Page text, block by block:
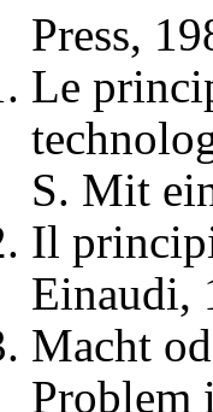
Press,
Le
S. Mit
Il
Einaudi,
Macht
Problem